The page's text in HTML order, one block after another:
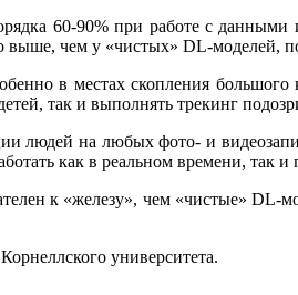
60-90% при работе с
чем у «чистых» DL-моделей,
в местах скопления
так и выполнять трекинг
людей на любых фото- и
как в реальном времени, так и
к «железу», чем «чистые»
университета.